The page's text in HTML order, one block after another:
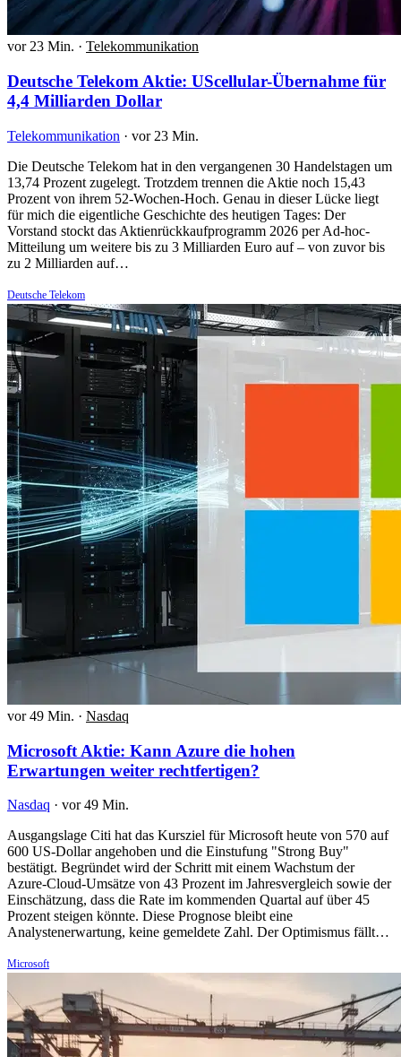
vor 23 Min. · Telekommunikation
Deutsche Telekom Aktie: UScellular-Übernahme für
4,4 Milliarden Dollar
Telekommunikation · vor 23 Min.
Die Deutsche Telekom hat in den vergangenen 30 Handelstagen um
13,74 Prozent zugelegt. Trotzdem trennen die Aktie noch 15,43
Prozent von ihrem 52-Wochen-Hoch. Genau in dieser Lücke liegt
für mich die eigentliche Geschichte des heutigen Tages: Der
Vorstand stockt das Aktienrückkaufprogramm 2026 per Ad-hoc-
Mitteilung um weitere bis zu 3 Milliarden Euro auf – von zuvor bis
zu 2 Milliarden auf…
Deutsche Telekom
vor 49 Min. · Nasdaq
Microsoft Aktie: Kann Azure die hohen
Erwartungen weiter rechtfertigen?
Nasdaq · vor 49 Min.
Ausgangslage Citi hat das Kursziel für Microsoft heute von 570 auf
600 US-Dollar angehoben und die Einstufung "Strong Buy"
bestätigt. Begründet wird der Schritt mit einem Wachstum der
Azure-Cloud-Umsätze von 43 Prozent im Jahresvergleich sowie der
Einschätzung, dass die Rate im kommenden Quartal auf über 45
Prozent steigen könnte. Diese Prognose bleibt eine
Analystenerwartung, keine gemeldete Zahl. Der Optimismus fällt…
Microsoft